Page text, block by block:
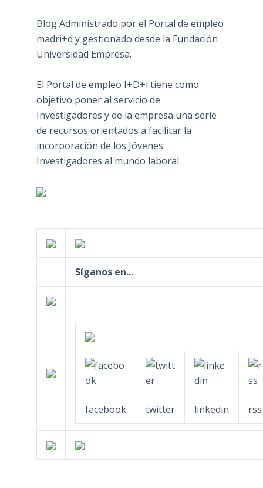
Blog Administrado por el Portal de empleo
madri+d y gestionado desde la Fundación
Universidad Empresa.
El Portal de empleo I+D+i tiene como
objetivo poner al servicio de
Investigadores y de la empresa una serie
de recursos orientados a facilitar la
incorporación de los Jóvenes
Investigadores al mundo laboral.
Síganos en...
facebook twitter linkedin rss